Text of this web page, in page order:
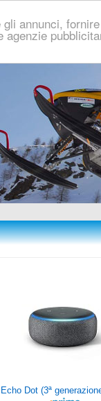
annunci,